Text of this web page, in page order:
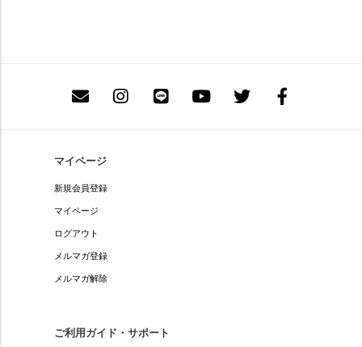
マイページ
新規会員登録
マイページ
ログアウト
メルマガ登録
メルマガ解除
ご利用ガイド・サポート